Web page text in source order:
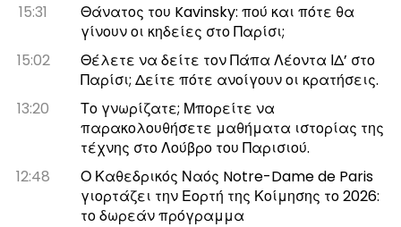
15:31
Θάνατος του Kavinsky: πού και πότε θα
γίνουν οι κηδείες στο Παρίσι;
15:02
Θέλετε να δείτε τον Πάπα Λέοντα ΙΔ’ στο
Παρίσι; Δείτε πότε ανοίγουν οι κρατήσεις.
13:20
Το γνωρίζατε; Μπορείτε να
παρακολουθήσετε μαθήματα ιστορίας της
τέχνης στο Λούβρο του Παρισιού.
12:48
Ο Καθεδρικός Ναός Notre-Dame de Paris
γιορτάζει την Εορτή της Κοίμησης το 2026:
το δωρεάν πρόγραμμα